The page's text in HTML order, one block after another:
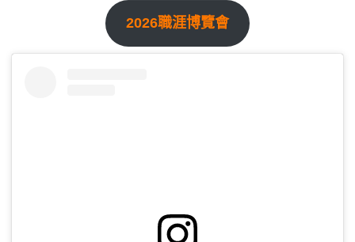
2026職涯博覽會